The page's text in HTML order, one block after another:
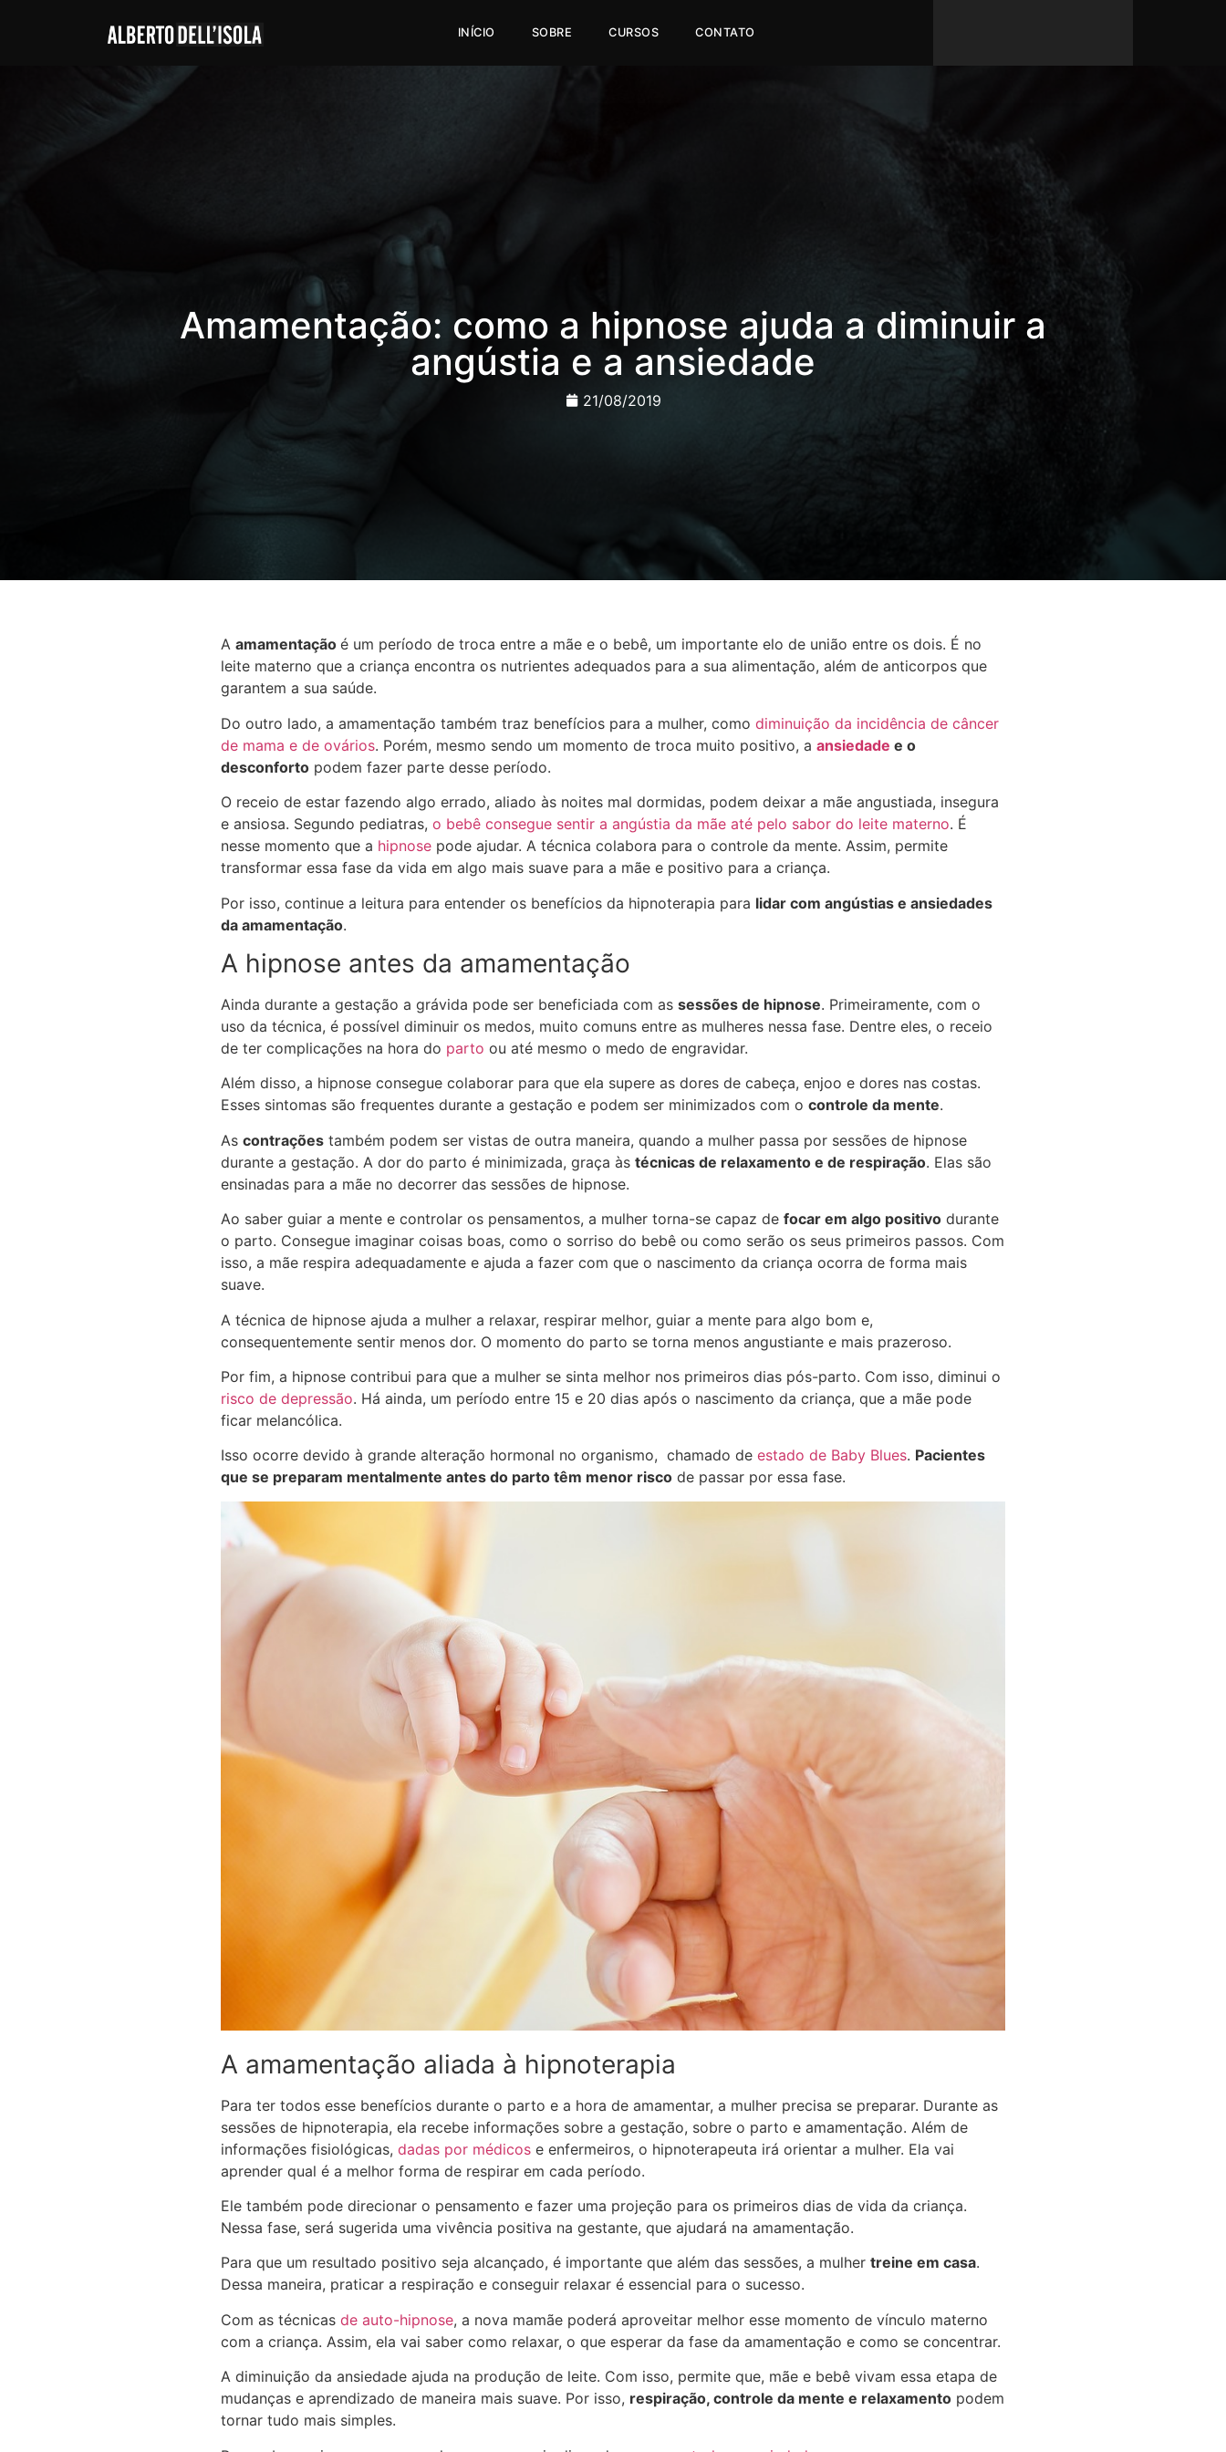
INÍCIO SOBRE CURSOS CONTATO
Amamentação: como a hipnose ajuda a diminuir a
angústia e a ansiedade
21/08/2019
A amamentação é um período de troca entre a mãe e o bebê, um importante elo de união entre os dois. É no
leite materno que a criança encontra os nutrientes adequados para a sua alimentação, além de anticorpos que
garantem a sua saúde.
Do outro lado, a amamentação também traz benefícios para a mulher, como diminuição da incidência de câncer
de mama e de ovários. Porém, mesmo sendo um momento de troca muito positivo, a ansiedade e o
desconforto podem fazer parte desse período.
O receio de estar fazendo algo errado, aliado às noites mal dormidas, podem deixar a mãe angustiada, insegura
e ansiosa. Segundo pediatras, o bebê consegue sentir a angústia da mãe até pelo sabor do leite materno. É
nesse momento que a hipnose pode ajudar. A técnica colabora para o controle da mente. Assim, permite
transformar essa fase da vida em algo mais suave para a mãe e positivo para a criança.
Por isso, continue a leitura para entender os benefícios da hipnoterapia para lidar com angústias e ansiedades
da amamentação.
A hipnose antes da amamentação
Ainda durante a gestação a grávida pode ser beneficiada com as sessões de hipnose. Primeiramente, com o
uso da técnica, é possível diminuir os medos, muito comuns entre as mulheres nessa fase. Dentre eles, o receio
de ter complicações na hora do parto ou até mesmo o medo de engravidar.
Além disso, a hipnose consegue colaborar para que ela supere as dores de cabeça, enjoo e dores nas costas.
Esses sintomas são frequentes durante a gestação e podem ser minimizados com o controle da mente.
As contrações também podem ser vistas de outra maneira, quando a mulher passa por sessões de hipnose
durante a gestação. A dor do parto é minimizada, graça às técnicas de relaxamento e de respiração. Elas são
ensinadas para a mãe no decorrer das sessões de hipnose.
Ao saber guiar a mente e controlar os pensamentos, a mulher torna-se capaz de focar em algo positivo durante
o parto. Consegue imaginar coisas boas, como o sorriso do bebê ou como serão os seus primeiros passos. Com
isso, a mãe respira adequadamente e ajuda a fazer com que o nascimento da criança ocorra de forma mais
suave.
A técnica de hipnose ajuda a mulher a relaxar, respirar melhor, guiar a mente para algo bom e,
consequentemente sentir menos dor. O momento do parto se torna menos angustiante e mais prazeroso.
Por fim, a hipnose contribui para que a mulher se sinta melhor nos primeiros dias pós-parto. Com isso, diminui o
risco de depressão. Há ainda, um período entre 15 e 20 dias após o nascimento da criança, que a mãe pode
ficar melancólica.
Isso ocorre devido à grande alteração hormonal no organismo, chamado de estado de Baby Blues. Pacientes
que se preparam mentalmente antes do parto têm menor risco de passar por essa fase.
A amamentação aliada à hipnoterapia
Para ter todos esse benefícios durante o parto e a hora de amamentar, a mulher precisa se preparar. Durante as
sessões de hipnoterapia, ela recebe informações sobre a gestação, sobre o parto e amamentação. Além de
informações fisiológicas, dadas por médicos e enfermeiros, o hipnoterapeuta irá orientar a mulher. Ela vai
aprender qual é a melhor forma de respirar em cada período.
Ele também pode direcionar o pensamento e fazer uma projeção para os primeiros dias de vida da criança.
Nessa fase, será sugerida uma vivência positiva na gestante, que ajudará na amamentação.
Para que um resultado positivo seja alcançado, é importante que além das sessões, a mulher treine em casa.
Dessa maneira, praticar a respiração e conseguir relaxar é essencial para o sucesso.
Com as técnicas de auto-hipnose, a nova mamãe poderá aproveitar melhor esse momento de vínculo materno
com a criança. Assim, ela vai saber como relaxar, o que esperar da fase da amamentação e como se concentrar.
A diminuição da ansiedade ajuda na produção de leite. Com isso, permite que, mãe e bebê vivam essa etapa de
mudanças e aprendizado de maneira mais suave. Por isso, respiração, controle da mente e relaxamento podem
tornar tudo mais simples.